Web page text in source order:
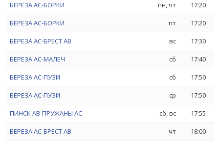
БЕРЕЗА АС-БОРКИ пн, чт 17:20
БЕРЕЗА АС-БОРКИ пт 17:20
БЕРЕЗА АС-БРЕСТ АВ вс 17:30
БЕРЕЗА АС-МАЛЕЧ сб 17:40
БЕРЕЗА АС-ПУЗИ сб 17:50
БЕРЕЗА АС-ПУЗИ ср 17:50
ПИНСК АВ-ПРУЖАНЫ АС сб, вс 17:55
БЕРЕЗА АС-БРЕСТ АВ чт 18:00